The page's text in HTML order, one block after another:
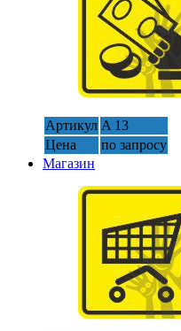
Артикул A 13
Цена
по запросу
Магазин